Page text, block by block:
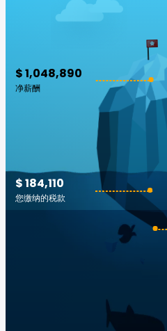
$ 1,048,890
净薪酬
$ 184,110
您缴纳的税款